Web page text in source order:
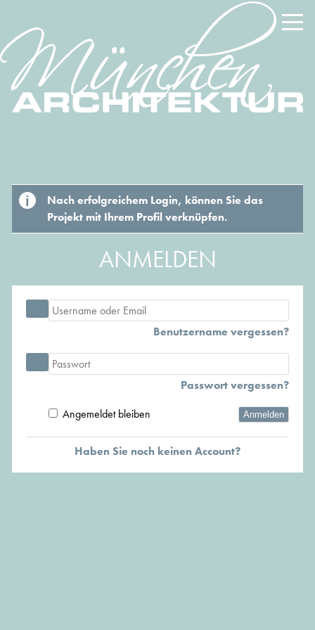
Nach erfolgreichem Login, können Sie das
Projekt mit Ihrem Profil verknüpfen.
ANMELDEN
Benutzername vergessen?
Passwort vergessen?
Angemeldet bleiben
Anmelden
Haben Sie noch keinen Account?